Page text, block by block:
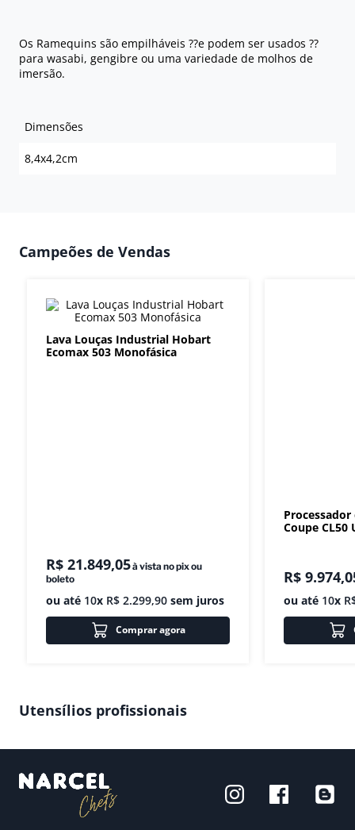
Os Ramequins são empilháveis ??e podem ser usados ??
para wasabi, gengibre ou uma variedade de molhos de
imersão.
Dimensões
8,4x4,2cm
Campeões de Vendas
Lava Louças Industrial Hobart
Ecomax 503 Monofásica
R$ 21.849,05à vista no pix ou
boleto
ou até 10x R$ 2.299,90 sem juros
Comprar agora
Coupe CL50
R$ 9.974,
ou até 10x
Utensílios profissionais